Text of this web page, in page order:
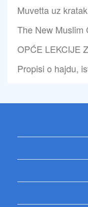
Muvetta uz
The New
OPĆE LEKCIJE
Propisi o hajdu,